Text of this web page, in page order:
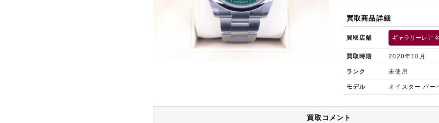
買取商品詳細
買取店舗 ギャラリーレア
買取時期 2020年10月
ランク 未使用
モデル オイスター パー
買取コメント